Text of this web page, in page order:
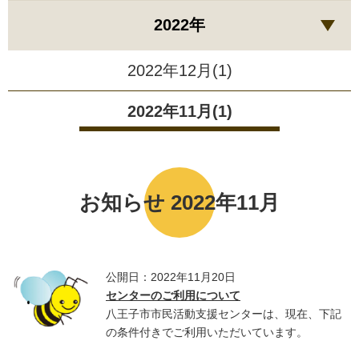
お知らせ 2022年11月
公開日：2022年11月20日
センターのご利用について
八王子市市民活動支援センターは、現在、下記
の条件付きでご利用いただいています。
2022年
2022年12月(1)
2022年11月(1)